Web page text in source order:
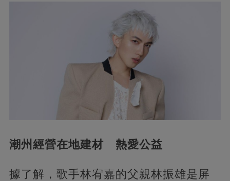
潮州經營在地建材 熱愛公益
據了解，歌手林宥嘉的父親林振雄是屏